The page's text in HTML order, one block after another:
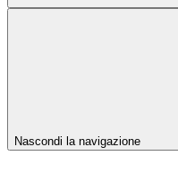
Nascondi la navigazione